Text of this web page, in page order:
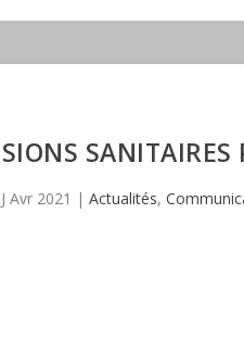
J Avr 2021 | Actualités,